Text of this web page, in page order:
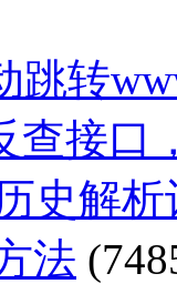
跳转
查接口
史解
法